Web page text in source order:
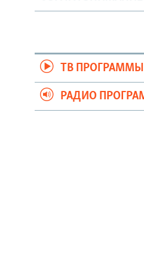
ТВ ПРОГРАММЫ
РАДИО